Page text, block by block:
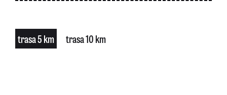
trasa 5 km trasa 10 km